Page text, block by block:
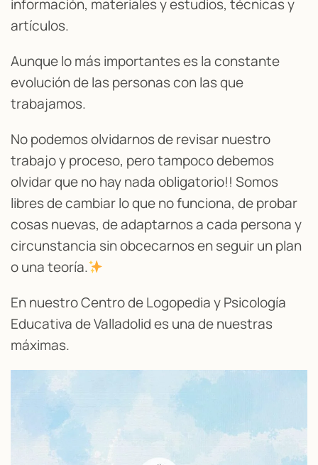
información, materiales y estudios, técnicas y
artículos.
Aunque lo más importantes es la constante
evolución de las personas con las que
trabajamos.
No podemos olvidarnos de revisar nuestro
trabajo y proceso, pero tampoco debemos
olvidar que no hay nada obligatorio!! Somos
libres de cambiar lo que no funciona, de probar
cosas nuevas, de adaptarnos a cada persona y
circunstancia sin obcecarnos en seguir un plan
o una teoría.
En nuestro Centro de Logopedia y Psicología
Educativa de Valladolid es una de nuestras
máximas.